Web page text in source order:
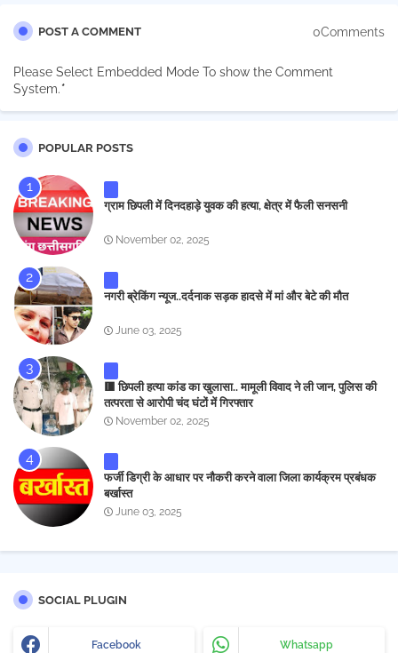
POST A COMMENT 0Comments
Please Select Embedded Mode To show the Comment
System.*
POPULAR POSTS
ग्राम छिपली में दिनदहाड़े युवक की हत्या, क्षेत्र में फैली सनसनी
November 02, 2025
नगरी ब्रेकिंग न्यूज..दर्दनाक सड़क हादसे में मां और बेटे की मौत
June 03, 2025
🟥 छिपली हत्या कांड का खुलासा.. मामूली विवाद ने ली जान, पुलिस की
तत्परता से आरोपी चंद घंटों में गिरफ्तार
November 02, 2025
फर्जी डिग्री के आधार पर नौकरी करने वाला जिला कार्यक्रम प्रबंधक
बर्खास्त
June 03, 2025
SOCIAL PLUGIN
Facebook Whatsapp